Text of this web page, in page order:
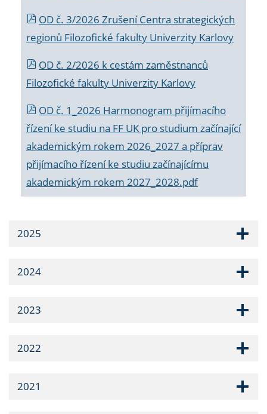
OD č. 3/2026 Zrušení Centra strategických
regionů Filozofické fakulty Univerzity Karlovy
OD č. 2/2026 k cestám zaměstnanců
Filozofické fakulty Univerzity Karlovy
OD č. 1_2026 Harmonogram přijímacího
řízení ke studiu na FF UK pro studium začínající
akademickým rokem 2026_2027 a příprav
přijímacího řízení ke studiu začínajícímu
akademickým rokem 2027_2028.pdf
2025
2024
2023
2022
2021